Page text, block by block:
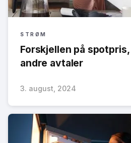
STRØM
Forskjellen på
andre avtaler
3. august, 2024